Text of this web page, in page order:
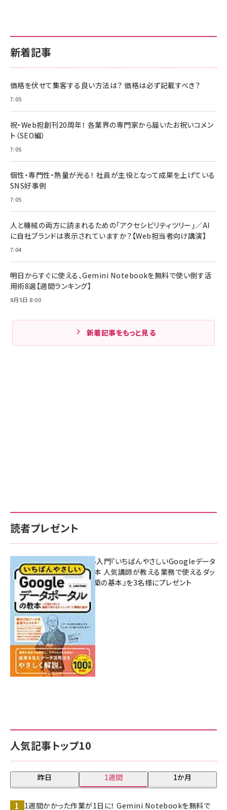
新着記事
価格を伏せて集客する良い方法は？ 価格は必ず記載すべき？
7:05
祝・Web担創刊20周年！ 各業界の専門家から届いたお祝いコメン
ト（SEO編）
7:05
個性・専門性・熱量が光る！ 社員が主役となって成果を上げている
SNS好事例
7:05
人と機械の両方に読まれるための「アクセシビリティツリー」／AI
に自社ブランドは表示されていますか？【Web担当者向け講演】
7:04
明日からすぐに使える、Gemini Notebookを無料で使い倒す活
用術8選【週間ランキング】
8月5日 8:00
新着記事をもっと見る
人気記事トップ10
昨日 1週間 1か月
1週間かかった作業が1日に！ Gemini Notebookを無料で
読者プレゼント
無料BIツール入門『いちばんやさしいGoogleデータ
ポータルの教本 人気講師が教える業務で使えるダッ
シュボード構築の基本』を3名様にプレゼント
7月31日 10:00